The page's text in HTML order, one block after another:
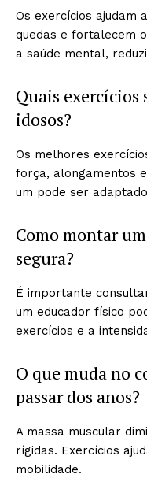
Os exercícios ajudam
quedas e fortalecem
a saúde mental,
Quais exercícios
idosos?
Os melhores
força, alongamentos
um pode ser
Como montar
segura?
É importante
um educador físico
exercícios e a
O que muda no
passar dos anos?
A massa muscular
rígidas. Exercícios
mobilidade.